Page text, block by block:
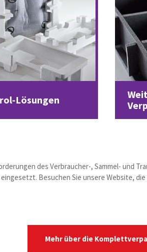
Lösungen
des Verbraucher-, Sammel- und
Besuchen Sie unsere Website,
Mehr über die